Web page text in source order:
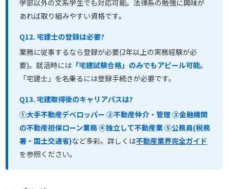
学部以外の文系学生でも対応可能。法律系の勉強に興味が
あれば取り組みやすい資格です。
Q12. 宅建士の登録は必要?
業務に従事するなら登録が必要(2年以上の実務経験が必
要)。就活時には 「宅建試験合格」のみでもアピール可能。
「宅建士」を名乗るには登録手続きが必要です。
Q13. 宅建取得後のキャリアパスは?
①大手不動産デベロッパー ②不動産仲介・管理 ③金融機関
の不動産担保ローン業務 ④独立して不動産業 ⑤公務員(税務
署・国土交通省)など多彩。詳しくは不動産業界完全ガイド
を参照ください。